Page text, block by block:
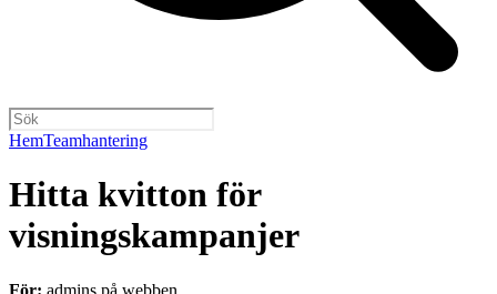
HemTeamhantering
Hitta kvitton för
visningskampanjer
För: admins på webben